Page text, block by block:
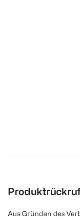
Aus Gründen des